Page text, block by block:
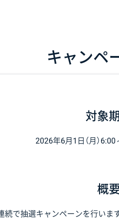
キャンペ
対象
2026年6月1日（月）6:00
概
続で抽選キャンペーンを行います